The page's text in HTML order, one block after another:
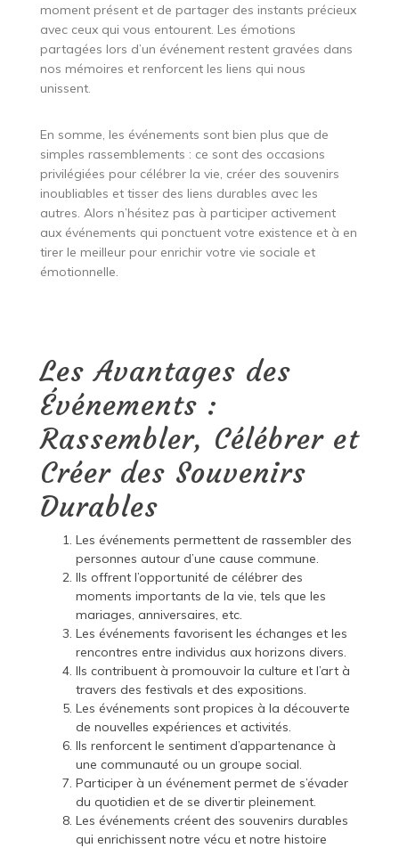
moment présent et de partager des instants précieux
avec ceux qui vous entourent. Les émotions
partagées lors d’un événement restent gravées dans
nos mémoires et renforcent les liens qui nous
unissent.
En somme, les événements sont bien plus que de
simples rassemblements : ce sont des occasions
privilégiées pour célébrer la vie, créer des souvenirs
inoubliables et tisser des liens durables avec les
autres. Alors n’hésitez pas à participer activement
aux événements qui ponctuent votre existence et à en
tirer le meilleur pour enrichir votre vie sociale et
émotionnelle.
Les Avantages des
Événements :
Rassembler, Célébrer et
Créer des Souvenirs
Durables
Les événements permettent de rassembler des
personnes autour d’une cause commune.
Ils offrent l’opportunité de célébrer des
moments importants de la vie, tels que les
mariages, anniversaires, etc.
Les événements favorisent les échanges et les
rencontres entre individus aux horizons divers.
Ils contribuent à promouvoir la culture et l’art à
travers des festivals et des expositions.
Les événements sont propices à la découverte
de nouvelles expériences et activités.
Ils renforcent le sentiment d’appartenance à
une communauté ou un groupe social.
Participer à un événement permet de s’évader
du quotidien et de se divertir pleinement.
Les événements créent des souvenirs durables
qui enrichissent notre vécu et notre histoire